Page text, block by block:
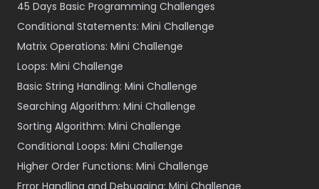
45 Days Basic Programming Challenges
Conditional Statements: Mini Challenge
Matrix Operations: Mini Challenge
Loops: Mini Challenge
Basic String Handling: Mini Challenge
Searching Algorithm: Mini Challenge
Sorting Algorithm: Mini Challenge
Conditional Loops: Mini Challenge
Higher Order Functions: Mini Challenge
Error Handling and Debugging: Mini Challenge